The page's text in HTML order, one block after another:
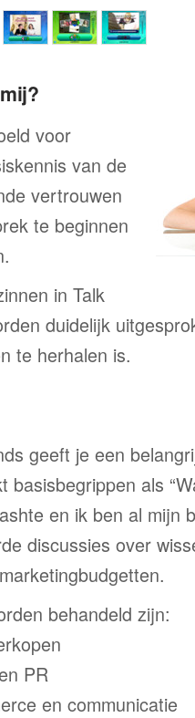
voor
van de
vertrouwen
te beginnen
in Talk
duidelijk
te herhalen is.
geeft je een
basisbegrippen als
en ik ben al mijn
discussies over
behandeld zijn:
PR
en communicatie